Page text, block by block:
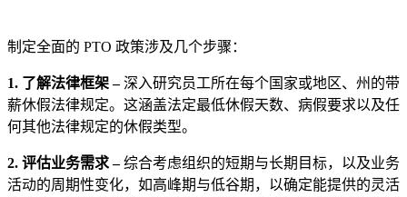
制定全面的 PTO 政策涉及几个步骤：
1. 了解法律框架 –深入研究员工所在每个国家或地区、州的带
薪休假法律规定。这涵盖法定最低休假天数、病假要求以及任
何其他法律规定的休假类型。
2. 评估业务需求 –综合考虑组织的短期与长期目标，以及业务
活动的周期性变化，如高峰期与低谷期，以确定能提供的灵活